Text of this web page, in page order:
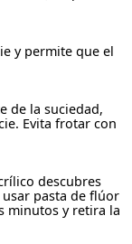
y permite que el
de la suciedad,
Evita frotar con
descubres
pasta de flúor
minutos y retira la